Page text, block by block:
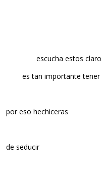
donde se
escucha estos claros
es tan importante tener
por eso hechiceras
de seducir
los rezos al